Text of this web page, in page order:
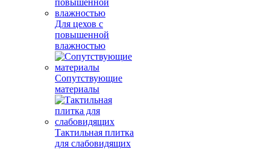
Для цехов с
повышенной
влажностью
Сопутствующие
материалы
Тактильная плитка
для слабовидящих